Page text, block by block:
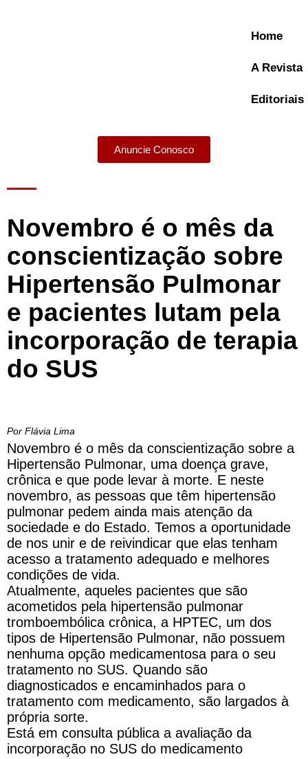
Home
A Revista
Editoriais
Anuncie Conosco
Novembro é o mês da
conscientização sobre
Hipertensão Pulmonar
e pacientes lutam pela
incorporação de terapia
do SUS
Por Flávia Lima
Novembro é o mês da conscientização sobre a
Hipertensão Pulmonar, uma doença grave,
crônica e que pode levar à morte. E neste
novembro, as pessoas que têm hipertensão
pulmonar pedem ainda mais atenção da
sociedade e do Estado. Temos a oportunidade
de nos unir e de reivindicar que elas tenham
acesso a tratamento adequado e melhores
condições de vida.
Atualmente, aqueles pacientes que são
acometidos pela hipertensão pulmonar
tromboembólica crônica, a HPTEC, um dos
tipos de Hipertensão Pulmonar, não possuem
nenhuma opção medicamentosa para o seu
tratamento no SUS. Quando são
diagnosticados e encaminhados para o
tratamento com medicamento, são largados à
própria sorte.
Está em consulta pública a avaliação da
incorporação no SUS do medicamento